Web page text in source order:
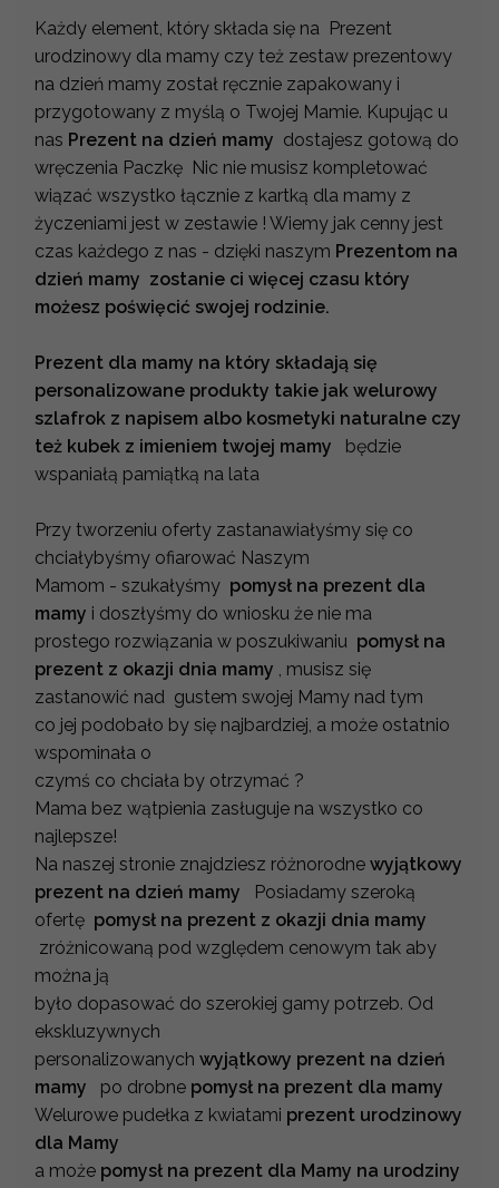
Każdy element, który składa się na Prezent
urodzinowy dla mamy czy też zestaw prezentowy
na dzień mamy został ręcznie zapakowany i
przygotowany z myślą o Twojej Mamie. Kupując u
nas Prezent na dzień mamy dostajesz gotową do
wręczenia Paczkę Nic nie musisz kompletować
wiązać wszystko łącznie z kartką dla mamy z
życzeniami jest w zestawie ! Wiemy jak cenny jest
czas każdego z nas - dzięki naszym Prezentom na
dzień mamy zostanie ci więcej czasu który
możesz poświęcić swojej rodzinie.
Prezent dla mamy na który składają się
personalizowane produkty takie jak welurowy
szlafrok z napisem albo kosmetyki naturalne czy
też kubek z imieniem twojej mamy będzie
wspaniałą pamiątką na lata
Przy tworzeniu oferty zastanawiałyśmy się co
chciałybyśmy ofiarować Naszym
Mamom - szukałyśmy pomysł na prezent dla
mamy i doszłyśmy do wniosku że nie ma
prostego rozwiązania w poszukiwaniu pomysł na
prezent z okazji dnia mamy , musisz się
zastanowić nad gustem swojej Mamy nad tym
co jej podobało by się najbardziej, a może ostatnio
wspominała o
czymś co chciała by otrzymać ?
Mama bez wątpienia zasługuje na wszystko co
najlepsze!
Na naszej stronie znajdziesz różnorodne wyjątkowy
prezent na dzień mamy
Posiadamy szeroką
ofertę pomysł na prezent z okazji dnia mamy
zróżnicowaną pod względem cenowym tak aby
można ją
było dopasować do szerokiej gamy potrzeb. Od
ekskluzywnych
personalizowanych wyjątkowy prezent na dzień
mamy po drobne pomysł na prezent dla mamy
Welurowe pudełka z kwiatami prezent urodzinowy
dla Mamy
a może pomysł na prezent dla Mamy na urodziny